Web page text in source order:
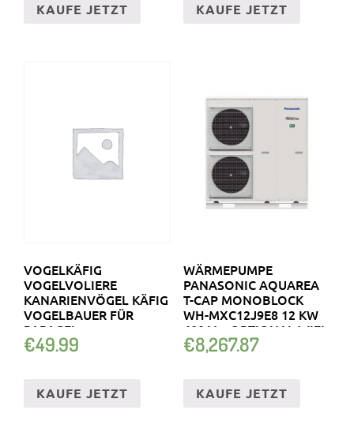
KAUFE JETZT KAUFE JETZT
VOGELKÄFIG
VOGELVOLIERE
KANARIENVÖGEL KÄFIG
VOGELBAUER FÜR
PAPAGEI
WELLENSITTICH
€49.99
KAUFE JETZT
WÄRMEPUMPE
PANASONIC AQUAREA
T-CAP MONOBLOCK
WH-MXC12J9E8 12 KW
400 V + OPTIONAL WIFI
€8,267.87
KAUFE JETZT